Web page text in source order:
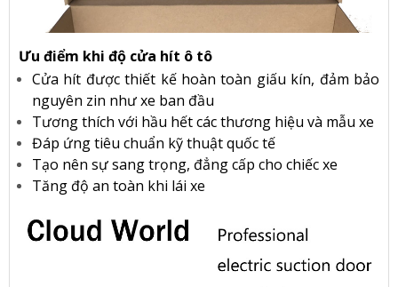
Ưu điểm khi độ cửa hít ô tô
Cửa hít được thiết kế hoàn toàn giấu kín, đảm bảo
nguyên zin như xe ban đầu
Tương thích với hầu hết các thương hiệu và mẫu xe
Đáp ứng tiêu chuẩn kỹ thuật quốc tế
Tạo nên sự sang trọng, đẳng cấp cho chiếc xe
Tăng độ an toàn khi lái xe